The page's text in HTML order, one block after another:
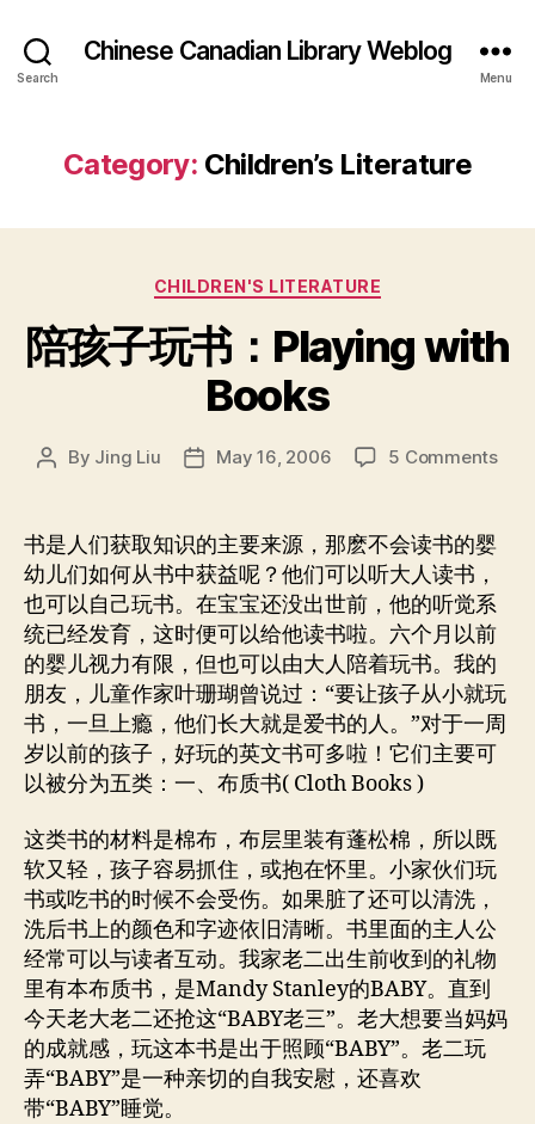
Search
Chinese Canadian Library Weblog
Menu
Category: Children’s Literature
Categories
CHILDREN'S LITERATURE
陪孩子玩书：Playing with
Books
Post
By Jing Liu
PostMay 16, 2006 5 Commentson
书是人们获取知识的主要来源，那麽不会读书的婴
幼儿们如何从书中获益呢？他们可以听大人读书，
也可以自己玩书。在宝宝还没出世前，他的听觉系
统已经发育，这时便可以给他读书啦。六个月以前
的婴儿视力有限，但也可以由大人陪着玩书。我的
朋友，儿童作家叶珊瑚曾说过：“要让孩子从小就玩
书，一旦上瘾，他们长大就是爱书的人。”对于一周
岁以前的孩子，好玩的英文书可多啦！它们主要可
以被分为五类：一、布质书( Cloth Books )
这类书的材料是棉布，布层里装有蓬松棉，所以既
软又轻，孩子容易抓住，或抱在怀里。小家伙们玩
书或吃书的时候不会受伤。如果脏了还可以清洗，
洗后书上的颜色和字迹依旧清晰。书里面的主人公
经常可以与读者互动。我家老二出生前收到的礼物
里有本布质书，是Mandy Stanley的BABY。直到
今天老大老二还抢这“BABY老三”。老大想要当妈妈
的成就感，玩这本书是出于照顾“BABY”。老二玩
弄“BABY”是一种亲切的自我安慰，还喜欢
带“BABY”睡觉。